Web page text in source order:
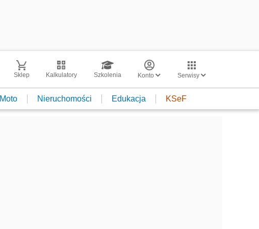
Sklep Kalkulatory Szkolenia Konto Serwisy
Moto Nieruchomości Edukacja KSeF